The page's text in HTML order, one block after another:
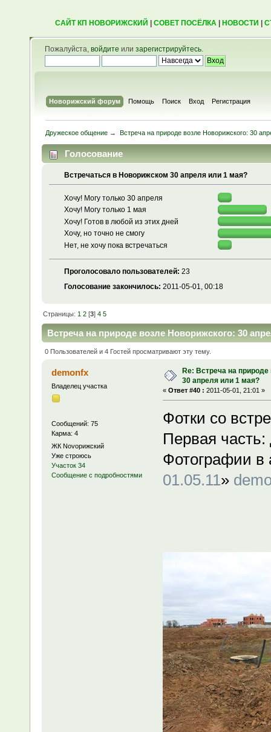
САЙТ КП НОВОРИЖСКИЙ СОВЕТ ПОСЁЛКА| НОВОСТИ
Пожалуйста, войдите или зарегистрируйтесь.
Новорижский форум Помощь Поиск Вход Регистрация
Дружеское общение → Встреча на природе возле Новорижского: 30
Голосование
Встречаться в Новорижском 30 апреля или 1 мая?
Хочу! Могу только 30 апреля
Хочу! Могу только 1 мая
Хочу! Готов в любой из этих дней
Хочу, но точно не смогу
Нет, не хочу пока встречаться
Проголосовало пользователей: 23
Голосование закончилось: 2011-05-01, 00:18
Страницы: 1 2 [3]4 5
Встреча на природе возле Новорижского: 30
0 Пользователей и 4 Гостей просматривают эту тему.
demonfx
Владелец участка
Сообщений: 75
Карма: 4
ЖК Novoрижский
Уже строюсь
Участок 34
Сообщение с подробностями
Re: Встреча на
30 апреля или 1 мая?
« Ответ #40 : 2011-05-01, 21:01 »
Фотки со
Первая
Фотографии в
01.05.11»